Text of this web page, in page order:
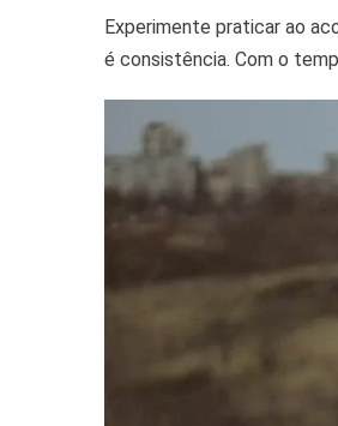
Experimente praticar ao
é consistência. Com o